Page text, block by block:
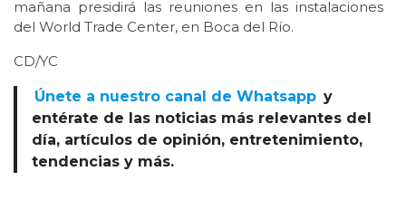
mañana presidirá las reuniones en las instalaciones
del World Trade Center, en Boca del Río.
CD/YC
Únete a nuestro canal de Whatsapp y
entérate de las noticias más relevantes del
día, artículos de opinión, entretenimiento,
tendencias y más.